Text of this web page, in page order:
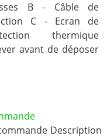
B - Câble de
C - Ecran de
thermique
avant de déposer
Description